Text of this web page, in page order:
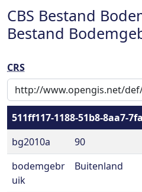
CBS Bestand
Bestand
CRS
511ff117-1188-51b8-8aa7-
bg2010a
90
bodemgebr
uik
Buitenland